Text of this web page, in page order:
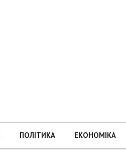
ПОЛІТИКА ЕКОНОМІКА